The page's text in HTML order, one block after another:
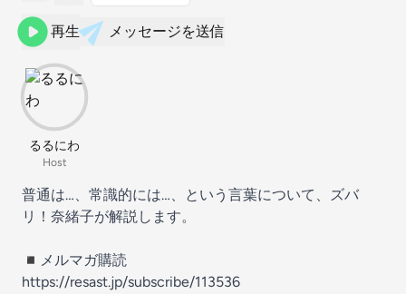
再生 メッセージを送信
るるにわ
Host
普通は…、常識的には…、という言葉について、ズバ
リ！奈緒子が解説します。
◾️メルマガ購読
https://resast.jp/subscribe/113536